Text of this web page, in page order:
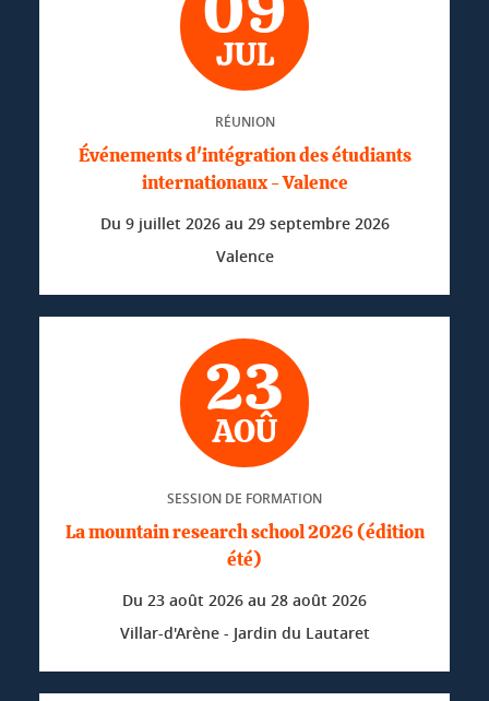
09
JUL
RÉUNION
Événements d'intégration des étudiants
internationaux - Valence
Du 9 juillet 2026 au 29 septembre 2026
Valence
23
AOÛ
SESSION DE FORMATION
La mountain research school 2026 (édition
été)
Du 23 août 2026 au 28 août 2026
Villar-d'Arène - Jardin du Lautaret